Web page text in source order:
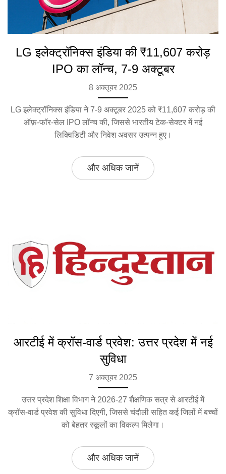
LG इलेक्ट्रॉनिक्स इंडिया की ₹11,607 करोड़
IPO का लॉन्च, 7-9 अक्टूबर
8 अक्तूबर 2025
LG इलेक्ट्रॉनिक्स इंडिया ने 7‑9 अक्टूबर 2025 को ₹11,607 करोड़ की
ऑफ़‑फॉर‑सेल IPO लॉन्च की, जिससे भारतीय टेक‑सेक्टर में नई
लिक्विडिटी और निवेश अवसर उत्पन्न हुए।
और अधिक जानें
आरटीई में क्रॉस‑वार्ड प्रवेश: उत्तर प्रदेश में नई
सुविधा
7 अक्तूबर 2025
उत्तर प्रदेश शिक्षा विभाग ने 2026‑27 शैक्षणिक सत्र से आरटीई में
क्रॉस‑वार्ड प्रवेश की सुविधा दिएगी, जिससे चंदौली सहित कई जिलों में बच्चों
को बेहतर स्कूलों का विकल्प मिलेगा।
और अधिक जानें